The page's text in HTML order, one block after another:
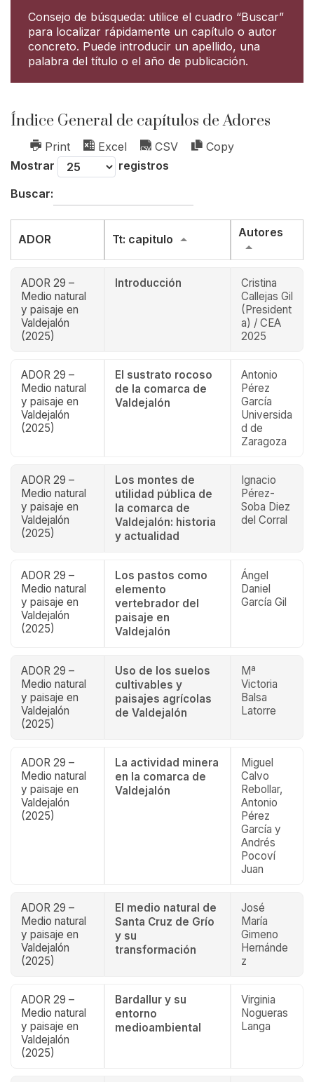
Consejo de búsqueda: utilice el cuadro “Buscar”
para localizar rápidamente un capítulo o autor
concreto. Puede introducir un apellido, una
palabra del título o el año de publicación.
Índice General de capítulos de Adores
Print Excel CSV
Copy
Mostrar
registros
Buscar:
ADOR Tt: capitulo Autores
ADOR 29 –
Medio natural
y paisaje en
Valdejalón
(2025)
Introducción
Cristina
Callejas Gil
(President
a) / CEA
2025
ADOR 29 –
Medio natural
y paisaje en
Valdejalón
(2025)
El sustrato rocoso
de la comarca de
Valdejalón
Antonio
Pérez
García
Universida
d de
Zaragoza
ADOR 29 –
Medio natural
y paisaje en
Valdejalón
(2025)
Los montes de
utilidad pública de
la comarca de
Valdejalón: historia
y actualidad
Ignacio
Pérez-
Soba Diez
del Corral
ADOR 29 –
Medio natural
y paisaje en
Valdejalón
(2025)
Los pastos como
elemento
vertebrador del
paisaje en
Valdejalón
Ángel
Daniel
García Gil
ADOR 29 –
Medio natural
y paisaje en
Valdejalón
(2025)
Uso de los suelos
cultivables y
paisajes agrícolas
de Valdejalón
Mª
Victoria
Balsa
Latorre
ADOR 29 –
Medio natural
y paisaje en
Valdejalón
(2025)
La actividad minera
en la comarca de
Valdejalón
Miguel
Calvo
Rebollar,
Antonio
Pérez
García y
Andrés
Pocoví
Juan
ADOR 29 –
Medio natural
y paisaje en
Valdejalón
(2025)
El medio natural de
Santa Cruz de Grío
y su
transformación
José
María
Gimeno
Hernánde
z
ADOR 29 –
Medio natural
y paisaje en
Valdejalón
(2025)
Bardallur y su
entorno
medioambiental
Virginia
Nogueras
Langa